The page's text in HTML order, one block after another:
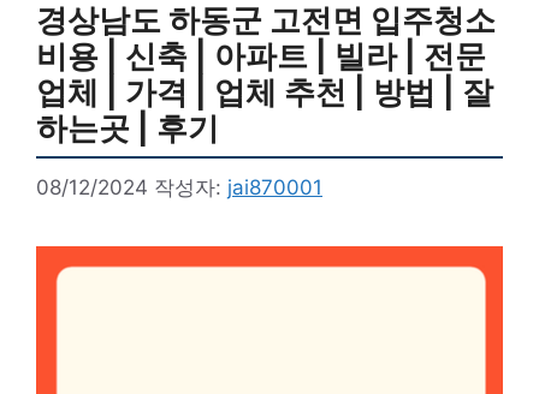
경상남도 하동군 고전면 입주청소
비용 | 신축 | 아파트 | 빌라 | 전문
업체 | 가격 | 업체 추천 | 방법 | 잘
하는곳 | 후기
08/12/2024 작성자: jai870001